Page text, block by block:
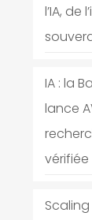
l’IA, de
IA : la
lance
vérifiée